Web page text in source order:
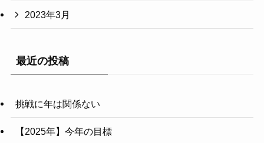
2023年3月
最近の投稿
挑戦に年は関係ない
【2025年】今年の目標